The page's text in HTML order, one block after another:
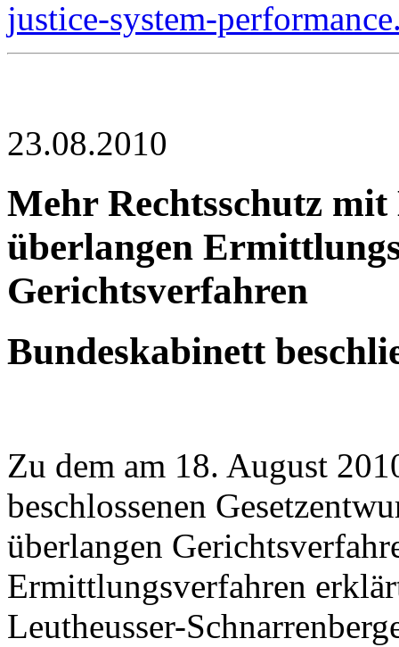
justice-system-
23.08.2010
Mehr Rechtsschutz
überlangen
Gerichtsverfahren
Bundeskabinett
Zu dem am 18. August
beschlossenen
überlangen
Ermittlungsverfahren
Leutheusser-